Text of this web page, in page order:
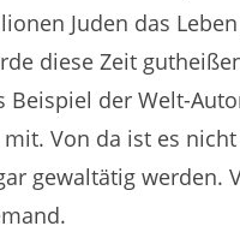
Juden das
diese Zeit
Beispiel der Welt-
mit. Von da ist es
gewaltätig werden.